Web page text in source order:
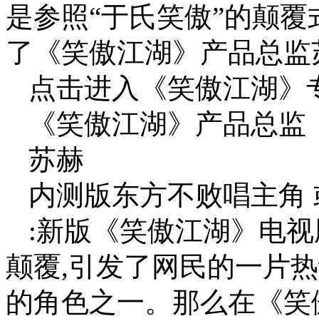
是参照“于氏笑傲”的颠
了《笑傲江湖》产品总
点击进入《笑傲江湖》
《笑傲江湖》产品总监
苏赫
内测版东方不败唱主角
:新版《笑傲江湖》电
颠覆,引发了网民的一片
的角色之一。那么在《